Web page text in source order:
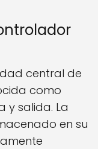
central de
como
y salida. La
en su